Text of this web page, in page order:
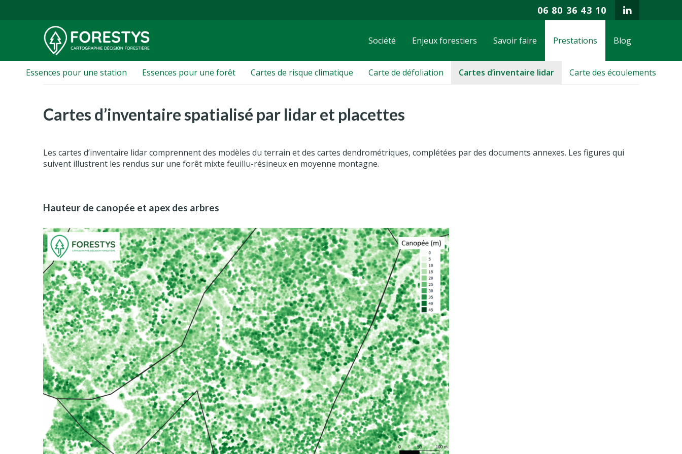
06 80 36 43 10
Société Enjeux forestiers Savoir faire Prestations
Essences pour une station Essences pour une forêt Cartes de risque climatique Carte de défoliation Cartes d’inventaire lidar Carte des écoulements
Blog
Cartes d’inventaire spatialisé par lidar et placettes
Les cartes d’inventaire lidar comprennent des modèles du terrain et des cartes dendrométriques, complétées par des documents annexes. Les figures qui
suivent illustrent les rendus sur une forêt mixte feuillu-résineux en moyenne montagne.
Hauteur de canopée et apex des arbres